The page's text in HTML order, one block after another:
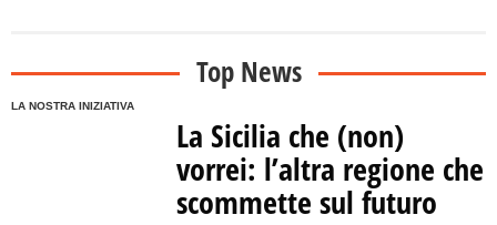
Top News
LA NOSTRA INIZIATIVA
La Sicilia che (non)
vorrei: l’altra regione che
scommette sul futuro